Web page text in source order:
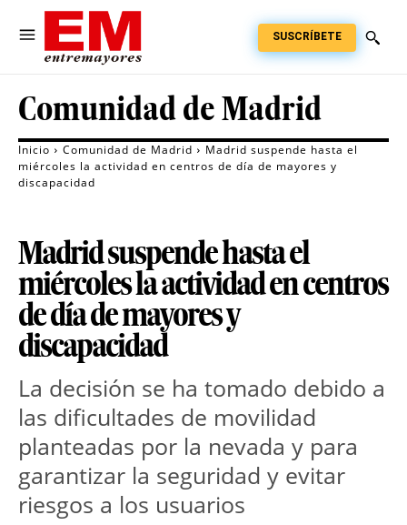
SUSCRÍBETE
Comunidad de Madrid
Inicio Comunidad de Madrid
Madrid suspende hasta el
miércoles la actividad en centros de día de mayores y
discapacidad
Madrid suspende hasta el
miércoles la actividad en centros
de día de mayores y
discapacidad
La decisión se ha tomado debido a
las dificultades de movilidad
planteadas por la nevada y para
garantizar la seguridad y evitar
riesgos a los usuarios